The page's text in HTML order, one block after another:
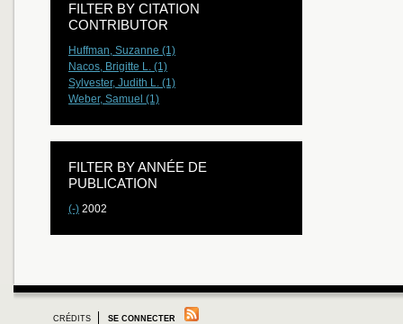
FILTER BY CITATION
CONTRIBUTOR
Huffman, Suzanne (1)
Nacos, Brigitte L. (1)
Sylvester, Judith L. (1)
Weber, Samuel (1)
FILTER BY ANNÉE DE
PUBLICATION
(-) 2002
CRÉDITS SE CONNECTER